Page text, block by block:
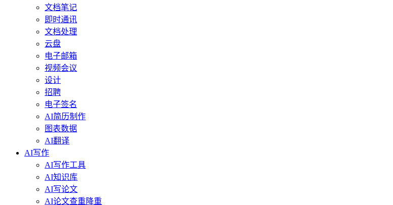
文档笔记
即时通讯
文档处理
云盘
电子邮箱
视频会议
设计
招聘
电子签名
AI简历制作
图表数据
AI翻译
AI写作
AI写作工具
AI知识库
AI写论文
AI论文查重降重